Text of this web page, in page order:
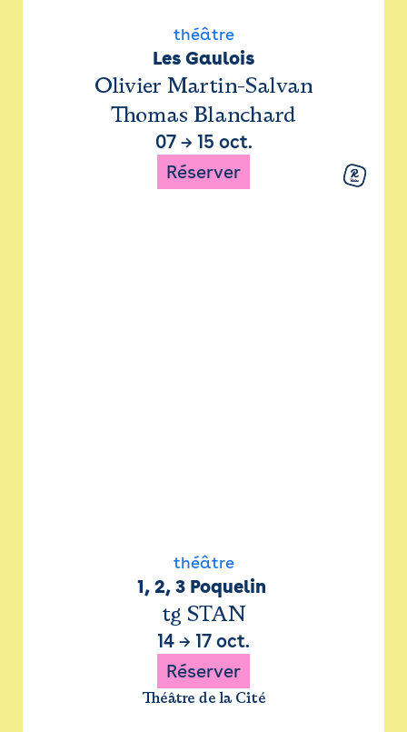
théâtre
Les Gaulois
Olivier Martin-Salvan
Thomas Blanchard
07→ 15 oct.
Réserver
théâtre
1, 2, 3 Poquelin
tg STAN
14 → 17 oct.
Réserver
Théâtre de la Cité